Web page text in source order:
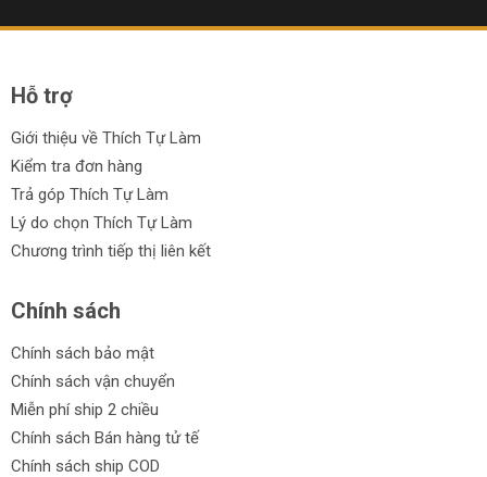
Hỗ trợ
Giới thiệu về Thích Tự Làm
Kiểm tra đơn hàng
Trả góp Thích Tự Làm
Lý do chọn Thích Tự Làm
Chương trình tiếp thị liên kết
Chính sách
Chính sách bảo mật
Chính sách vận chuyển
Miễn phí ship 2 chiều
Chính sách Bán hàng tử tế
Chính sách ship COD